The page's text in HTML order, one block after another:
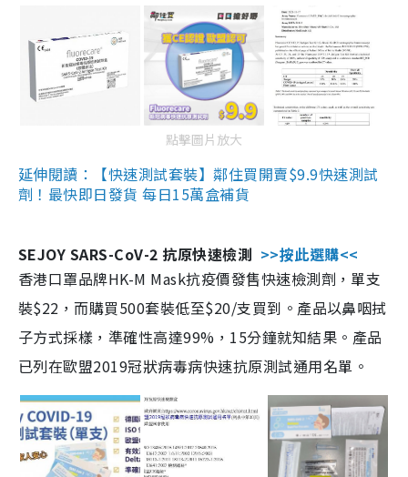
點擊圖片放大
延伸閱讀：【快速測試套裝】鄰住買開賣$9.9快速測試
劑！最快即日發貨 每日15萬盒補貨
SEJOY SARS-CoV-2 抗原快速檢測 >>按此選購<<
香港口罩品牌HK-M Mask抗疫價發售快速檢測劑，單支
裝$22，而購買500套裝低至$20/支買到。產品以鼻咽拭
子方式採樣，準確性高達99%，15分鐘就知結果。產品
已列在歐盟2019冠狀病毒病快速抗原測試通用名單。